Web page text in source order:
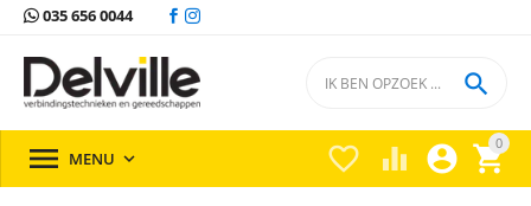
035 656 0044
0


 

 MENU 